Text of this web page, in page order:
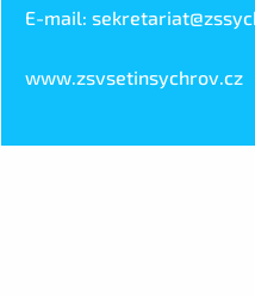
E-mail:
www.zsvsetinsychrov.cz